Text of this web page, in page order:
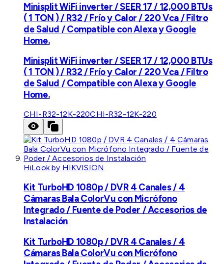
Minisplit WiFi inverter / SEER 17 / 12,000 BTUs
( 1 TON ) / R32 / Frío y Calor / 220 Vca / Filtro
de Salud / Compatible con Alexa y Google
Home.
Minisplit WiFi inverter / SEER 17 / 12,000 BTUs
( 1 TON ) / R32 / Frío y Calor / 220 Vca / Filtro
de Salud / Compatible con Alexa y Google
Home.
CHI-R32-12K-220CHI-R32-12K-220
HiLook by HIKVISION
Kit TurboHD 1080p / DVR 4 Canales / 4
Cámaras Bala ColorVu con Micrófono
Integrado / Fuente de Poder / Accesorios de
Instalación
Kit TurboHD 1080p / DVR 4 Canales / 4
Cámaras Bala ColorVu con Micrófono